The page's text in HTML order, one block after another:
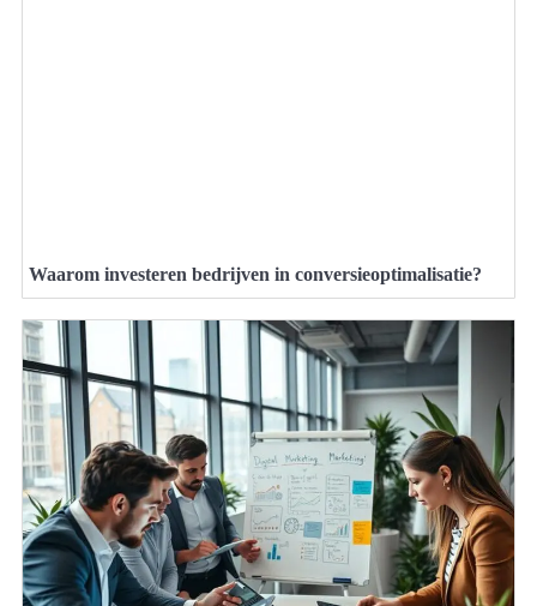
Waarom investeren bedrijven in conversieoptimalisatie?